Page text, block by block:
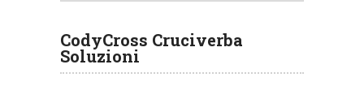
CodyCross Cruciverba
Soluzioni